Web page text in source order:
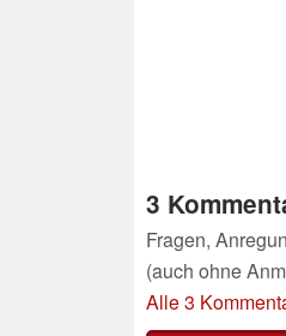
3
Fragen,
(auch ohne
Alle 3